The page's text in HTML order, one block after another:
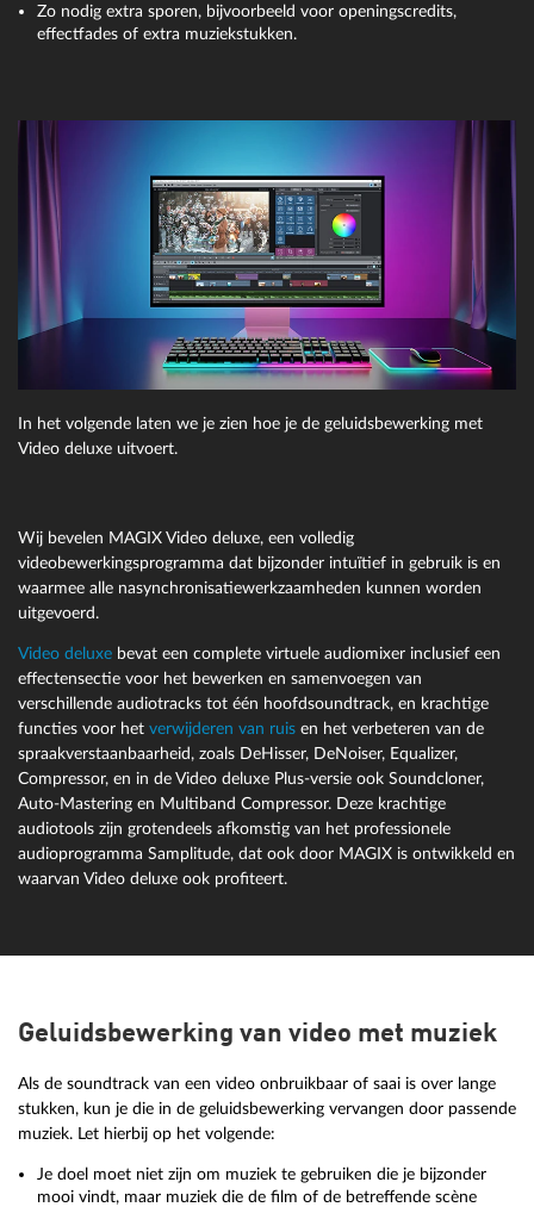
Zo nodig extra sporen, bijvoorbeeld voor openingscredits,
effectfades of extra muziekstukken.
In het volgende laten we je zien hoe je de geluidsbewerking met
Video deluxe uitvoert.
Wij bevelen MAGIX Video deluxe, een volledig
videobewerkingsprogramma dat bijzonder intuïtief in gebruik is en
waarmee alle nasynchronisatiewerkzaamheden kunnen worden
uitgevoerd.
Video deluxe bevat een complete virtuele audiomixer inclusief een
effectensectie voor het bewerken en samenvoegen van
verschillende audiotracks tot één hoofdsoundtrack, en krachtige
functies voor het verwijderen van ruis en het verbeteren van de
spraakverstaanbaarheid, zoals DeHisser, DeNoiser, Equalizer,
Compressor, en in de Video deluxe Plus-versie ook Soundcloner,
Auto-Mastering en Multiband Compressor. Deze krachtige
audiotools zijn grotendeels afkomstig van het professionele
audioprogramma Samplitude, dat ook door MAGIX is ontwikkeld en
waarvan Video deluxe ook profiteert.
Geluidsbewerking van video met muziek
Als de soundtrack van een video onbruikbaar of saai is over lange
stukken, kun je die in de geluidsbewerking vervangen door passende
muziek. Let hierbij op het volgende:
Je doel moet niet zijn om muziek te gebruiken die je bijzonder
mooi vindt, maar muziek die de film of de betreffende scène